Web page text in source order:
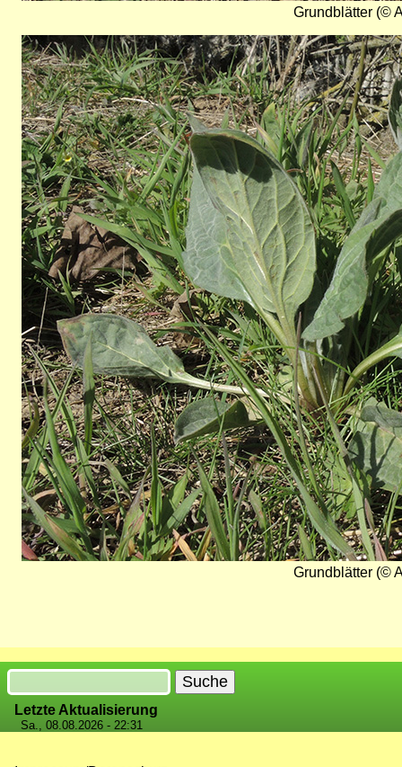
Grundblätter (©
Bild
Grundblätter (©
Suche
Letzte Aktualisierung
Sa., 08.08.2026 - 22:31